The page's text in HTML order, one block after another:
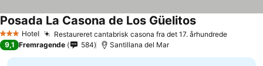
3 StjernerHotel Restaureret cantabrisk casona fra det 17. århundredeSe
Posada La Casona de Los GüelitosSe priser
9,1 Fremragende 584 Santillana del Mar